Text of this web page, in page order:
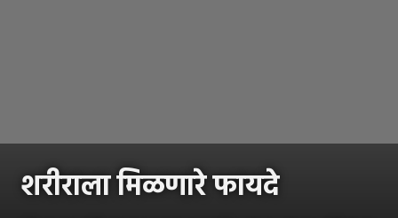
शरीराला मिळणारे फायदे